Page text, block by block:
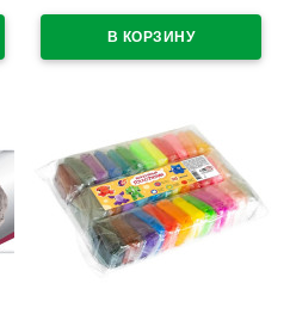
картонная коробка арт.35С
2301-08